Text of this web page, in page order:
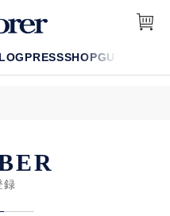
PRESSSHOPGUIDE
録